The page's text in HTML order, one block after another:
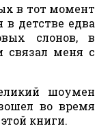
в тот момент
детстве едва
слонов, в
связал меня с
шоумен
во время
книги.